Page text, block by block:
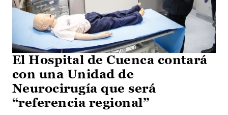
El Hospital de Cuenca contará
con una Unidad de
Neurocirugía que será
“referencia regional”